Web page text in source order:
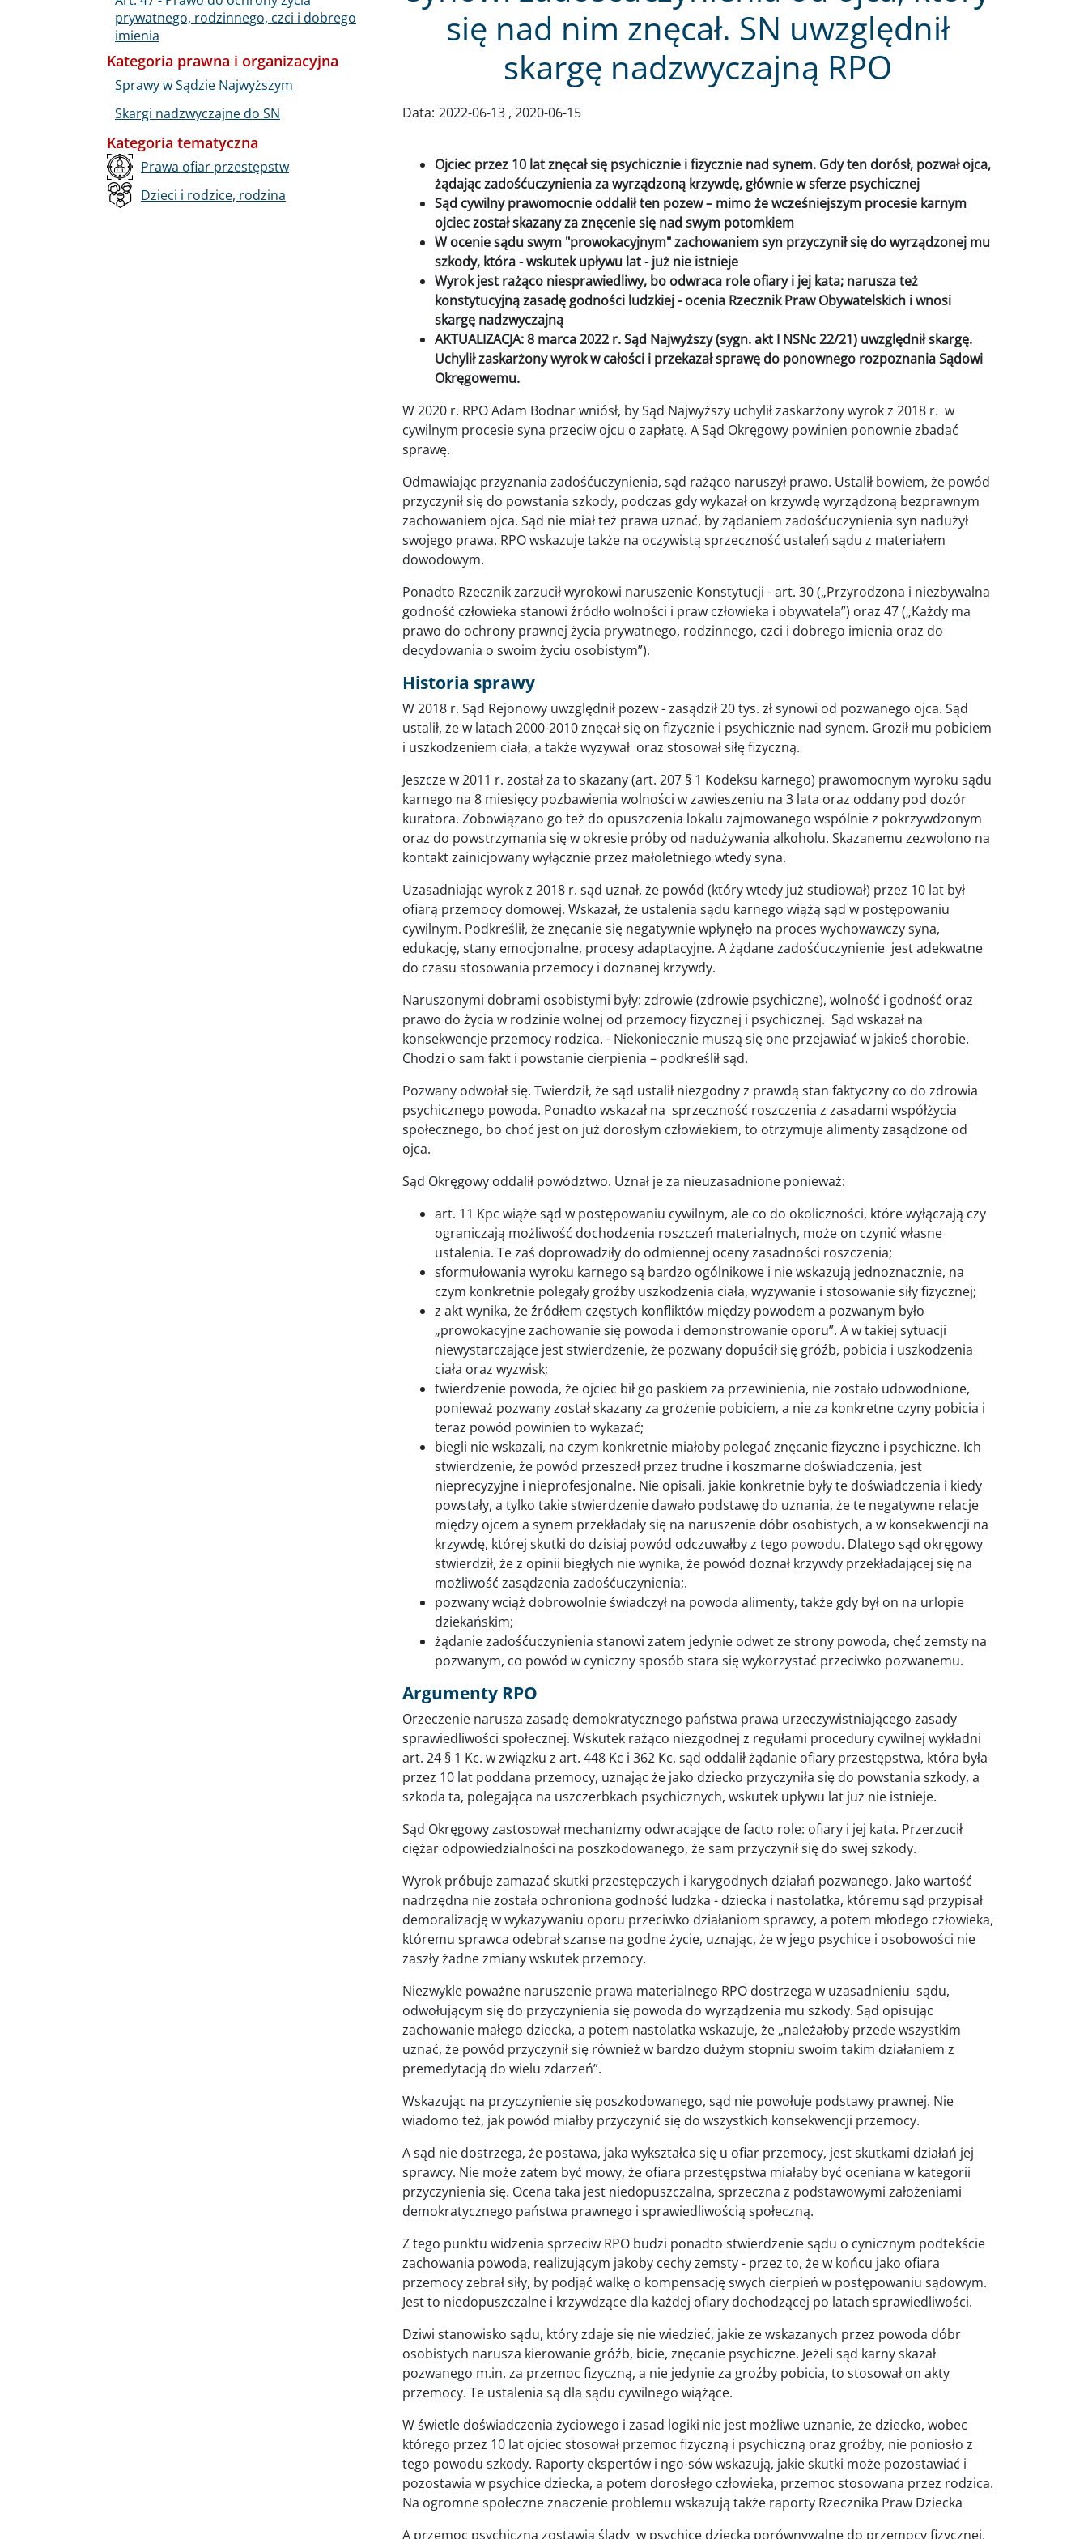
się nad nim znęcał. SN uwzględnił
skargę nadzwyczajną RPO
Data: 2022-06-13 2020-06-15
Ojciec przez 10 lat znęcał się psychicznie i fizycznie nad synem. Gdy ten dorósł, pozwał ojca,
żądając zadośćuczynienia za wyrządzoną krzywdę, głównie w sferze psychicznej
Sąd cywilny prawomocnie oddalił ten pozew – mimo że wcześniejszym procesie karnym
ojciec został skazany za znęcenie się nad swym potomkiem
W ocenie sądu swym "prowokacyjnym" zachowaniem syn przyczynił się do wyrządzonej mu
szkody, która - wskutek upływu lat - już nie istnieje
Wyrok jest rażąco niesprawiedliwy, bo odwraca role ofiary i jej kata; narusza też
konstytucyjną zasadę godności ludzkiej - ocenia Rzecznik Praw Obywatelskich i wnosi
skargę nadzwyczajną
AKTUALIZACJA: 8 marca 2022 r. Sąd Najwyższy (sygn. akt I NSNc 22/21) uwzględnił skargę.
Uchylił zaskarżony wyrok w całości i przekazał sprawę do ponownego rozpoznania Sądowi
Okręgowemu.
W 2020 r. RPO Adam Bodnar wniósł, by Sąd Najwyższy uchylił zaskarżony wyrok z 2018 r. w
cywilnym procesie syna przeciw ojcu o zapłatę. A Sąd Okręgowy powinien ponownie zbadać
sprawę.
Odmawiając przyznania zadośćuczynienia, sąd rażąco naruszył prawo. Ustalił bowiem, że powód
przyczynił się do powstania szkody, podczas gdy wykazał on krzywdę wyrządzoną bezprawnym
zachowaniem ojca. Sąd nie miał też prawa uznać, by żądaniem zadośćuczynienia syn nadużył
swojego prawa. RPO wskazuje także na oczywistą sprzeczność ustaleń sądu z materiałem
dowodowym.
Ponadto Rzecznik zarzucił wyrokowi naruszenie Konstytucji - art. 30 („Przyrodzona i niezbywalna
godność człowieka stanowi źródło wolności i praw człowieka i obywatela”) oraz 47 („Każdy ma
prawo do ochrony prawnej życia prywatnego, rodzinnego, czci i dobrego imienia oraz do
decydowania o swoim życiu osobistym”).
Historia sprawy
W 2018 r. Sąd Rejonowy uwzględnił pozew - zasądził 20 tys. zł synowi od pozwanego ojca. Sąd
ustalił, że w latach 2000-2010 znęcał się on fizycznie i psychicznie nad synem. Groził mu pobiciem
i uszkodzeniem ciała, a także wyzywał oraz stosował siłę fizyczną.
Jeszcze w 2011 r. został za to skazany (art. 207 § 1 Kodeksu karnego) prawomocnym wyroku sądu
karnego na 8 miesięcy pozbawienia wolności w zawieszeniu na 3 lata oraz oddany pod dozór
kuratora. Zobowiązano go też do opuszczenia lokalu zajmowanego wspólnie z pokrzywdzonym
oraz do powstrzymania się w okresie próby od nadużywania alkoholu. Skazanemu zezwolono na
kontakt zainicjowany wyłącznie przez małoletniego wtedy syna.
Uzasadniając wyrok z 2018 r. sąd uznał, że powód (który wtedy już studiował) przez 10 lat był
ofiarą przemocy domowej. Wskazał, że ustalenia sądu karnego wiążą sąd w postępowaniu
cywilnym. Podkreślił, że znęcanie się negatywnie wpłynęło na proces wychowawczy syna,
edukację, stany emocjonalne, procesy adaptacyjne. A żądane zadośćuczynienie jest adekwatne
do czasu stosowania przemocy i doznanej krzywdy.
Naruszonymi dobrami osobistymi były: zdrowie (zdrowie psychiczne), wolność i godność oraz
prawo do życia w rodzinie wolnej od przemocy fizycznej i psychicznej. Sąd wskazał na
konsekwencje przemocy rodzica. - Niekoniecznie muszą się one przejawiać w jakieś chorobie.
Chodzi o sam fakt i powstanie cierpienia – podkreślił sąd.
Pozwany odwołał się. Twierdził, że sąd ustalił niezgodny z prawdą stan faktyczny co do zdrowia
psychicznego powoda. Ponadto wskazał na sprzeczność roszczenia z zasadami współżycia
społecznego, bo choć jest on już dorosłym człowiekiem, to otrzymuje alimenty zasądzone od
ojca.
Sąd Okręgowy oddalił powództwo. Uznał je za nieuzasadnione ponieważ:
art. 11 Kpc wiąże sąd w postępowaniu cywilnym, ale co do okoliczności, które wyłączają czy
ograniczają możliwość dochodzenia roszczeń materialnych, może on czynić własne
ustalenia. Te zaś doprowadziły do odmiennej oceny zasadności roszczenia;
sformułowania wyroku karnego są bardzo ogólnikowe i nie wskazują jednoznacznie, na
czym konkretnie polegały groźby uszkodzenia ciała, wyzywanie i stosowanie siły fizycznej;
z akt wynika, że źródłem częstych konfliktów między powodem a pozwanym było
„prowokacyjne zachowanie się powoda i demonstrowanie oporu”. A w takiej sytuacji
niewystarczające jest stwierdzenie, że pozwany dopuścił się gróźb, pobicia i uszkodzenia
ciała oraz wyzwisk;
twierdzenie powoda, że ojciec bił go paskiem za przewinienia, nie zostało udowodnione,
ponieważ pozwany został skazany za grożenie pobiciem, a nie za konkretne czyny pobicia i
teraz powód powinien to wykazać;
biegli nie wskazali, na czym konkretnie miałoby polegać znęcanie fizyczne i psychiczne. Ich
stwierdzenie, że powód przeszedł przez trudne i koszmarne doświadczenia, jest
nieprecyzyjne i nieprofesjonalne. Nie opisali, jakie konkretnie były te doświadczenia i kiedy
powstały, a tylko takie stwierdzenie dawało podstawę do uznania, że te negatywne relacje
między ojcem a synem przekładały się na naruszenie dóbr osobistych, a w konsekwencji na
krzywdę, której skutki do dzisiaj powód odczuwałby z tego powodu. Dlatego sąd okręgowy
stwierdził, że z opinii biegłych nie wynika, że powód doznał krzywdy przekładającej się na
możliwość zasądzenia zadośćuczynienia;.
pozwany wciąż dobrowolnie świadczył na powoda alimenty, także gdy był on na urlopie
dziekańskim;
żądanie zadośćuczynienia stanowi zatem jedynie odwet ze strony powoda, chęć zemsty na
pozwanym, co powód w cyniczny sposób stara się wykorzystać przeciwko pozwanemu.
Argumenty RPO
Orzeczenie narusza zasadę demokratycznego państwa prawa urzeczywistniającego zasady
sprawiedliwości społecznej. Wskutek rażąco niezgodnej z regułami procedury cywilnej wykładni
art. 24 § 1 Kc. w związku z art. 448 Kc i 362 Kc, sąd oddalił żądanie ofiary przestępstwa, która była
przez 10 lat poddana przemocy, uznając że jako dziecko przyczyniła się do powstania szkody, a
szkoda ta, polegająca na uszczerbkach psychicznych, wskutek upływu lat już nie istnieje.
Sąd Okręgowy zastosował mechanizmy odwracające de facto role: ofiary i jej kata. Przerzucił
ciężar odpowiedzialności na poszkodowanego, że sam przyczynił się do swej szkody.
Wyrok próbuje zamazać skutki przestępczych i karygodnych działań pozwanego. Jako wartość
nadrzędna nie została ochroniona godność ludzka - dziecka i nastolatka, któremu sąd przypisał
demoralizację w wykazywaniu oporu przeciwko działaniom sprawcy, a potem młodego człowieka,
któremu sprawca odebrał szanse na godne życie, uznając, że w jego psychice i osobowości nie
zaszły żadne zmiany wskutek przemocy.
Niezwykle poważne naruszenie prawa materialnego RPO dostrzega w uzasadnieniu sądu,
odwołującym się do przyczynienia się powoda do wyrządzenia mu szkody. Sąd opisując
zachowanie małego dziecka, a potem nastolatka wskazuje, że „należałoby przede wszystkim
uznać, że powód przyczynił się również w bardzo dużym stopniu swoim takim działaniem z
premedytacją do wielu zdarzeń”.
Wskazując na przyczynienie się poszkodowanego, sąd nie powołuje podstawy prawnej. Nie
wiadomo też, jak powód miałby przyczynić się do wszystkich konsekwencji przemocy.
A sąd nie dostrzega, że postawa, jaka wykształca się u ofiar przemocy, jest skutkami działań jej
sprawcy. Nie może zatem być mowy, że ofiara przestępstwa miałaby być oceniana w kategorii
przyczynienia się. Ocena taka jest niedopuszczalna, sprzeczna z podstawowymi założeniami
demokratycznego państwa prawnego i sprawiedliwością społeczną.
Z tego punktu widzenia sprzeciw RPO budzi ponadto stwierdzenie sądu o cynicznym podtekście
zachowania powoda, realizującym jakoby cechy zemsty - przez to, że w końcu jako ofiara
przemocy zebrał siły, by podjąć walkę o kompensację swych cierpień w postępowaniu sądowym.
Jest to niedopuszczalne i krzywdzące dla każdej ofiary dochodzącej po latach sprawiedliwości.
Dziwi stanowisko sądu, który zdaje się nie wiedzieć, jakie ze wskazanych przez powoda dóbr
osobistych narusza kierowanie gróźb, bicie, znęcanie psychiczne. Jeżeli sąd karny skazał
pozwanego m.in. za przemoc fizyczną, a nie jedynie za groźby pobicia, to stosował on akty
przemocy. Te ustalenia są dla sądu cywilnego wiążące.
W świetle doświadczenia życiowego i zasad logiki nie jest możliwe uznanie, że dziecko, wobec
którego przez 10 lat ojciec stosował przemoc fizyczną i psychiczną oraz groźby, nie poniosło z
tego powodu szkody. Raporty ekspertów i ngo-sów wskazują, jakie skutki może pozostawiać i
pozostawia w psychice dziecka, a potem dorosłego człowieka, przemoc stosowana przez rodzica.
Na ogromne społeczne znaczenie problemu wskazują także raporty Rzecznika Praw Dziecka
A przemoc psychiczna zostawia ślady w psychice dziecka porównywalne do przemocy fizycznej,
prywatnego, rodzinnego, czci i dobrego
imienia
Kategoria prawna i organizacyjna
Sprawy w Sądzie Najwyższym
Skargi nadzwyczajne do SN
Kategoria tematyczna
Prawa ofiar przestępstw
Dzieci i rodzice, rodzina